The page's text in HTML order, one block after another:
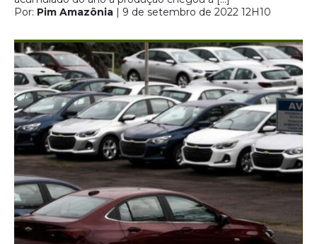
Por: Pim Amazônia | 9 de setembro de 2022 12H10